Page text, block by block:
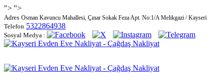
"> ">
Adres Osman Kavuncu Mahallesi, Çınar Sokak Feza Apt. No:1/A Melikgazi / Kayseri
Telefon 5322864938
Sosyal Medya :